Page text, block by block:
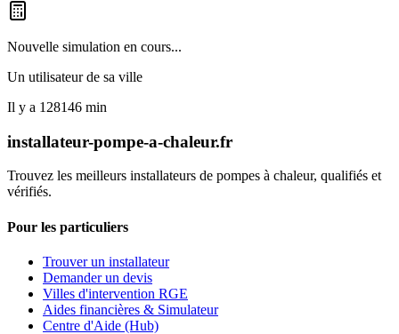
Nouvelle simulation en cours...
Un utilisateur de sa ville
Il y a 128146 min
installateur-pompe-a-chaleur.fr
Trouvez les meilleurs installateurs de pompes à chaleur, qualifiés et
vérifiés.
Pour les particuliers
Trouver un installateur
Demander un devis
Villes d'intervention RGE
Aides financières & Simulateur
Centre d'Aide (Hub)